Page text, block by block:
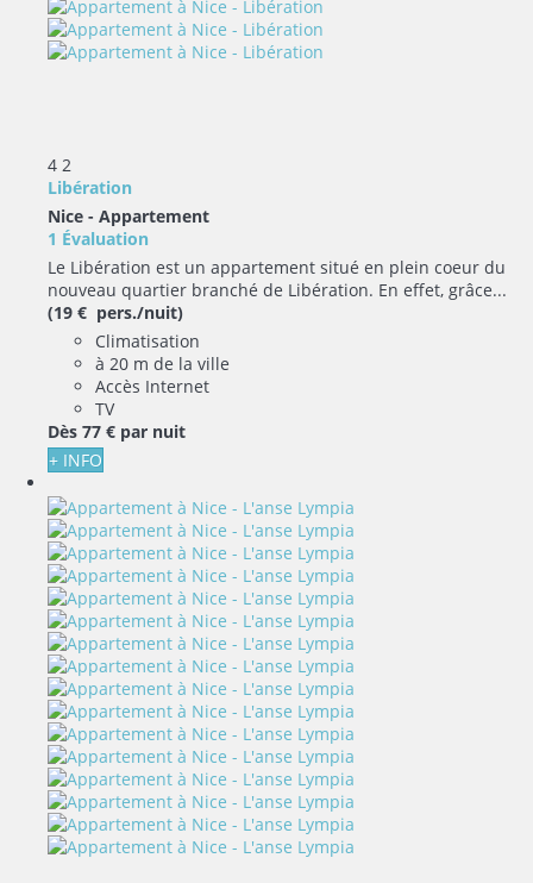
4 2
Libération
Nice - Appartement
1 Évaluation
Le Libération est un appartement situé en plein coeur du
nouveau quartier branché de Libération. En effet, grâce...
(19 € pers./nuit)
Climatisation
à 20 m de la ville
Accès Internet
TV
Dès 77 € par nuit
+ INFO